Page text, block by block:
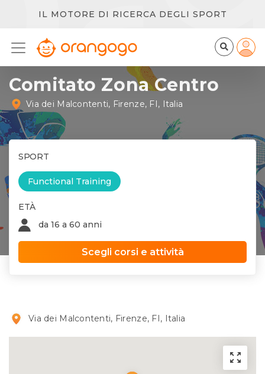
IL MOTORE DI RICERCA DEGLI SPORT
Comitato Zona Centro
Via dei Malcontenti, Firenze, FI, Italia
SPORT
Functional Training
ETÀ
da 16 a 60 anni
Scegli corsi e attività
Via dei Malcontenti, Firenze, FI, Italia